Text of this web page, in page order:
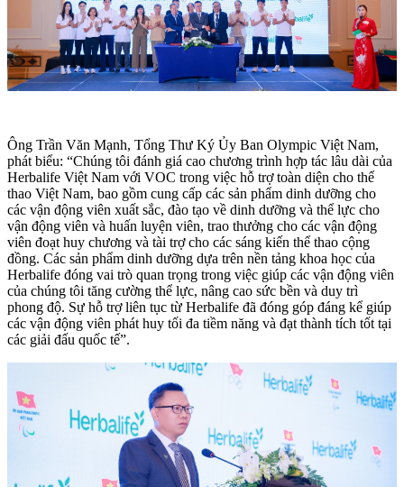
Ông Trần Văn Mạnh, Tổng Thư Ký Ủy Ban Olympic Việt Nam,
phát biểu: “Chúng tôi đánh giá cao chương trình hợp tác lâu dài của
Herbalife Việt Nam với VOC trong việc hỗ trợ toàn diện cho thể
thao Việt Nam, bao gồm cung cấp các sản phẩm dinh dưỡng cho
các vận động viên xuất sắc, đào tạo về dinh dưỡng và thể lực cho
vận động viên và huấn luyện viên, trao thưởng cho các vận động
viên đoạt huy chương và tài trợ cho các sáng kiến thể thao cộng
đồng. Các sản phẩm dinh dưỡng dựa trên nền tảng khoa học của
Herbalife đóng vai trò quan trọng trong việc giúp các vận động viên
của chúng tôi tăng cường thể lực, nâng cao sức bền và duy trì
phong độ. Sự hỗ trợ liên tục từ Herbalife đã đóng góp đáng kể giúp
các vận động viên phát huy tối đa tiềm năng và đạt thành tích tốt tại
các giải đấu quốc tế”.